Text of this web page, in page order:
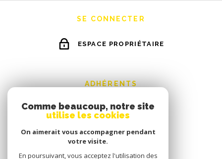
SE CONNECTER
ESPACE PROPRIÉTAIRE
ADHÉRENTS
Comme beaucoup, notre site
utilise les cookies
On aimerait vous accompagner pendant
votre visite.
En poursuivant, vous acceptez l'utilisation des